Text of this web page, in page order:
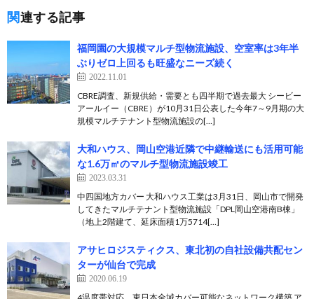
関連する記事
福岡園の大規模マルチ型物流施設、空室率は3年半
ぶりゼロ上回るも旺盛なニーズ続く
2022.11.01
CBRE調査、新規供給・需要とも四半期で過去最大 シービー
アールイー（CBRE）が10月31日公表した今年7～9月期の大
規模マルチテナント型物流施設の[…]
大和ハウス、岡山空港近隣で中継輸送にも活用可能
な1.6万㎡のマルチ型物流施設竣工
2023.03.31
中四国地方カバー 大和ハウス工業は3月31日、岡山市で開発
してきたマルチテナント型物流施設「DPL岡山空港南B棟」
（地上2階建て、延床面積1万5714[…]
アサヒロジスティクス、東北初の自社設備共配セン
ターが仙台で完成
2020.06.19